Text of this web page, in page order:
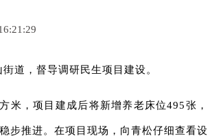
道，督导调研民生项目建设。
米，项目建成后将新增养老床位495张，
步推进。在项目现场，向青松仔细查看设